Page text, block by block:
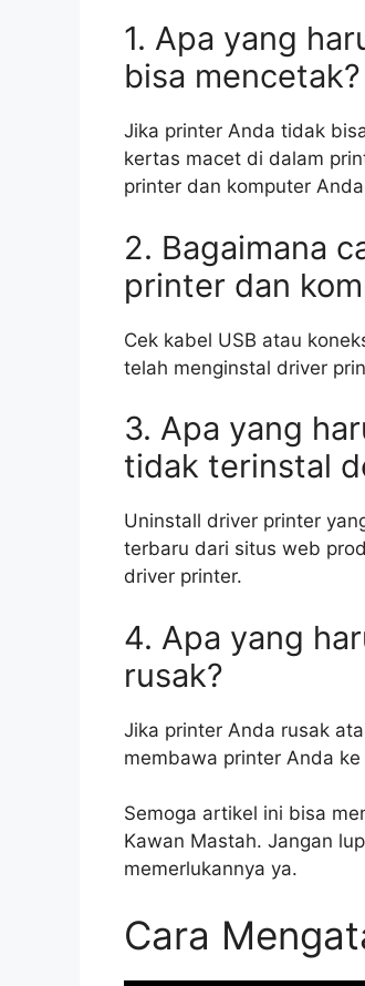
1. Apa yang
bisa mencetak?
Jika printer Anda tidak
kertas macet di dalam
printer dan komputer
2. Bagaimana
printer dan
Cek kabel USB atau
telah menginstal driver
3. Apa yang
tidak terinstal
Uninstall driver printer
terbaru dari situs web
driver printer.
4. Apa yang
rusak?
Jika printer Anda rusak
membawa printer Anda
Semoga artikel ini bisa
Kawan Mastah. Jangan
memerlukannya ya.
Cara